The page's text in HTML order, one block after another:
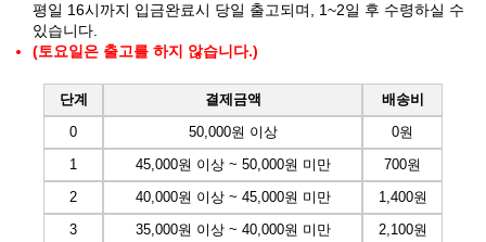
평일 16시까지 입금완료시 당일 출고되며, 1~2일 후 수령하실 수
있습니다.
(토요일은 출고를 하지 않습니다.)
단계 결제금액
배송비
0
50,000원 이상
0원
1
45,000원 이상 ~ 50,000원 미만
700원
2
40,000원 이상 ~ 45,000원 미만
1,400원
3
35,000원 이상 ~ 40,000원 미만
2,100원